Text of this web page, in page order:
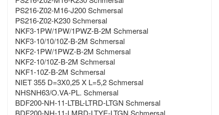
PS216-Z02-M16-J200 Schmersal
PS216-Z02-K230 Schmersal
NKF3-1PW/1PW/1PWZ-B-2M Schmersal
NKF3-10/10/10Z-B-2M Schmersal
NKF2-1PW/1PWZ-B-2M Schmersal
NKF2-10/10Z-B-2M Schmersal
NKF1-10Z-B-2M Schmersal
NIET 355 D=3X0,25 X L=5,2 Schmersal
NHSNH63/O.VA-PL. Schmersal
BDF200-NH-11-LTBL-LTRD-LTGN Schmersal
BDF200-NH-11-LMRD-LTYE-LTGN Schmersal